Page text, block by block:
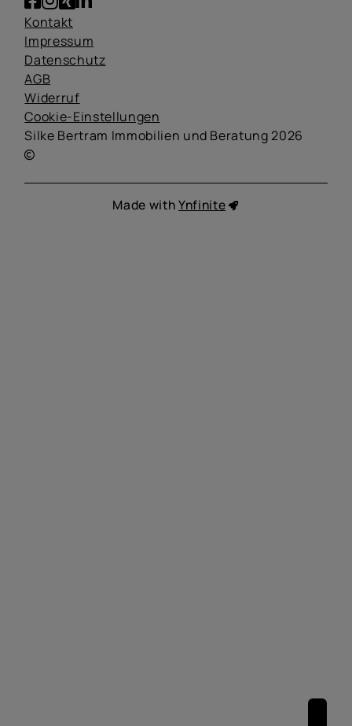
Kontakt
Impressum
Datenschutz
AGB
Widerruf
Cookie-Einstellungen
Silke Bertram Immobilien und Beratung 2026
Made withYnfinite